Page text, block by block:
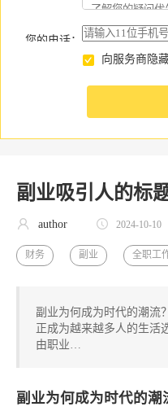
您的电话：
向服务商隐
副业吸引人的标
author 2024-10-10
财务 副业 全职工
副业为何成为时代的潮流
正成为越来越多人的生活
由职业…
副业为何成为时代的潮